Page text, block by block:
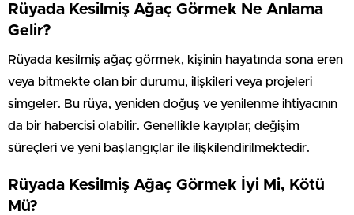
Rüyada Kesilmiş Ağaç Görmek Ne Anlama
Gelir?
Rüyada kesilmiş ağaç görmek, kişinin hayatında sona eren
veya bitmekte olan bir durumu, ilişkileri veya projeleri
simgeler. Bu rüya, yeniden doğuş ve yenilenme ihtiyacının
da bir habercisi olabilir. Genellikle kayıplar, değişim
süreçleri ve yeni başlangıçlar ile ilişkilendirilmektedir.
Rüyada Kesilmiş Ağaç Görmek İyi Mi, Kötü
Mü?